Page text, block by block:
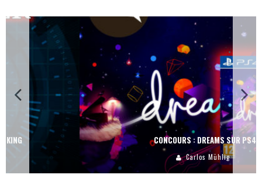
CONCOURS : DREAMS SUR PS4
Carlos Mühlig